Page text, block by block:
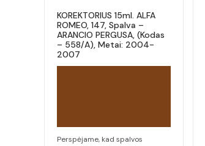
KOREKTORIUS 15ml. ALFA
ROMEO, 147, Spalva –
ARANCIO PERGUSA, (Kodas
– 558/A), Metai: 2004-
2007
Perspėjame, kad spalvos